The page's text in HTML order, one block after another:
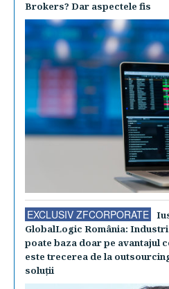
Brokers? Dar aspectele fis
EXCLUSIV ZFCORPORATE
GlobalLogic România:
poate baza doar pe avantajul
este trecerea de la
soluţii